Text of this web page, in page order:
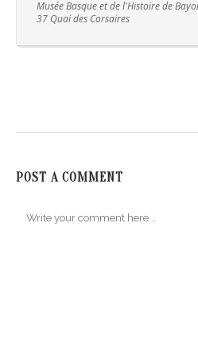
Musée Basque et de l'Histoire de
37 Quai des Corsaires
POST A COMMENT